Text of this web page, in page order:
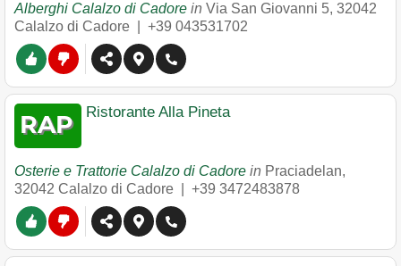
Alberghi Calalzo di Cadore in Via San Giovanni 5, 32042
Calalzo di Cadore
+39 043531702
Ristorante Alla Pineta
Osterie e Trattorie Calalzo di Cadore in Praciadelan,
32042 Calalzo di Cadore +39 3472483878